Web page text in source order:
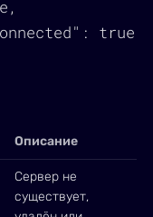
true
Описание
Сервер не
существует,